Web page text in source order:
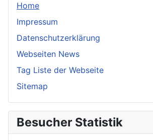
Home
Impressum
Datenschutzerklärung
Webseiten News
Tag Liste der Webseite
Sitemap
Besucher Statistik